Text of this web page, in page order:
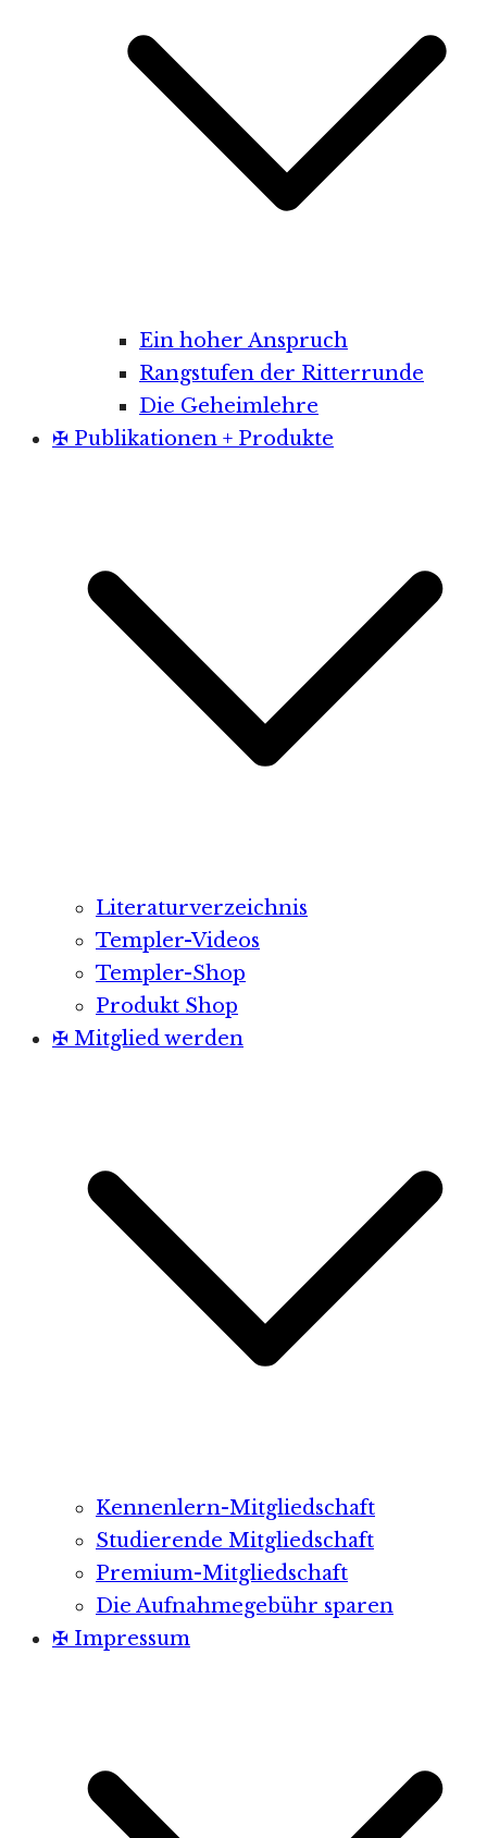
Ein hoher Anspruch
Rangstufen der Ritterrunde
Die Geheimlehre
✠ Publikationen + Produkte
Literaturverzeichnis
Templer-Videos
Templer-Shop
Produkt Shop
✠ Mitglied werden
Kennenlern-Mitgliedschaft
Studierende Mitgliedschaft
Premium-Mitgliedschaft
Die Aufnahmegebühr sparen
✠ Impressum